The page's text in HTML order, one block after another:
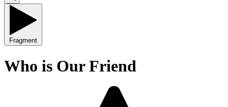
Fragment
Who is Our Friend